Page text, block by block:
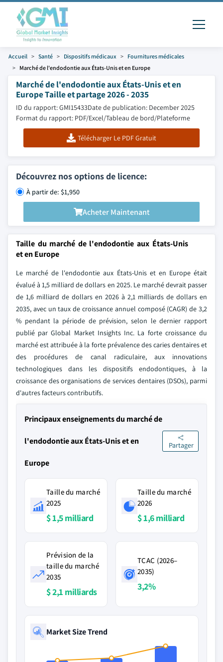
Accueil Santé Dispositifs médicaux
Fournitures médicales
Marché de l'endodontie aux États-Unis et en Europe
Marché de l'endodontie aux États-Unis et en
Europe Taille et partage 2026 - 2035
ID du rapport: GMI15433Date de publication: December 2025
Format du rapport: PDF/Excel/Tableau de bord/Plateforme
Télécharger Le PDF Gratuit
Découvrez nos options de licence:
À partir de: $1,950
Acheter Maintenant
Taille du marché de l'endodontie aux États-Unis
et en Europe
Le marché de l'endodontie aux États-Unis et en Europe était
évalué à 1,5 milliard de dollars en 2025. Le marché devrait passer
de 1,6 milliard de dollars en 2026 à 2,1 milliards de dollars en
2035, avec un taux de croissance annuel composé (CAGR) de 3,2
% pendant la période de prévision, selon le dernier rapport
publié par Global Market Insights Inc. La forte croissance du
marché est attribuée à la forte prévalence des caries dentaires et
des procédures de canal radiculaire, aux innovations
technologiques dans les dispositifs endodontiques, à la
croissance des organisations de services dentaires (DSOs), parmi
d'autres facteurs contributifs.
Principaux enseignements du marché de
l'endodontie aux États-Unis et en
Europe
Partager
Taille du marché
2025
$ 1,5 milliard
Taille du marché
2026
$ 1,6 milliard
Prévision de la
taille du marché
2035
$ 2,1 milliards
TCAC (2026–
2035)
3,2%
Market Size Trend